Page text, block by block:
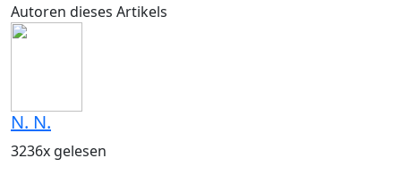
Autoren dieses Artikels
N. N.
3236x gelesen